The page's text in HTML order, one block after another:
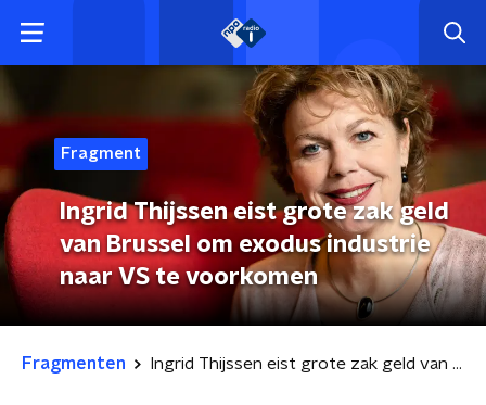
Fragment
Ingrid Thijssen eist grote zak geld
van Brussel om exodus industrie
naar VS te voorkomen
Fragmenten Ingrid Thijssen eist grote zak geld van Brussel om exodus industrie naar VS te voorkomen